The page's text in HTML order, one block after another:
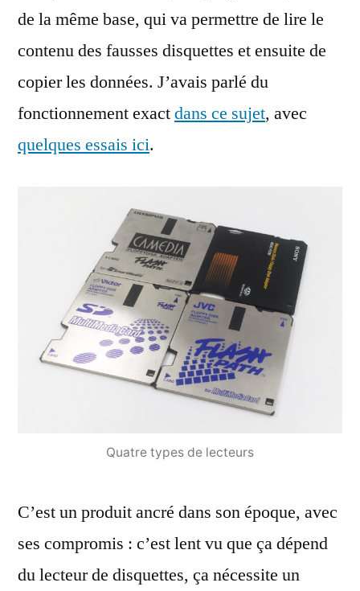
de la même base, qui va permettre de lire le
contenu des fausses disquettes et ensuite de
copier les données. J’avais parlé du
fonctionnement exactdans ce sujet, avec
quelques essais ici.
Quatre types de lecteurs
C’est un produit ancré dans son époque, avec
ses compromis : c’est lent vu que ça dépend
du lecteur de disquettes, ça nécessite un